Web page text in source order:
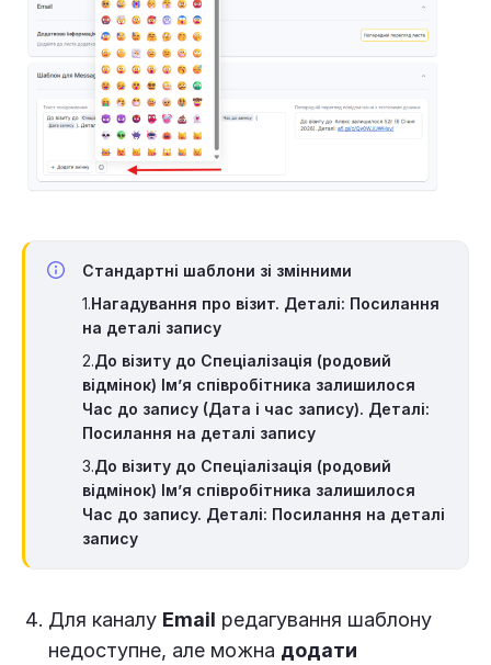
Стандартні шаблони зі змінними
1.Нагадування про візит. Деталі: Посилання
на деталі запису
2.До візиту до Спеціалізація (родовий
відмінок) Ім’я співробітника залишилося
Час до запису (Дата і час запису). Деталі:
Посилання на деталі запису
3.До візиту до Спеціалізація (родовий
відмінок) Ім’я співробітника залишилося
Час до запису. Деталі: Посилання на деталі
запису
Для каналу Email редагування шаблону
недоступне, але можна додати